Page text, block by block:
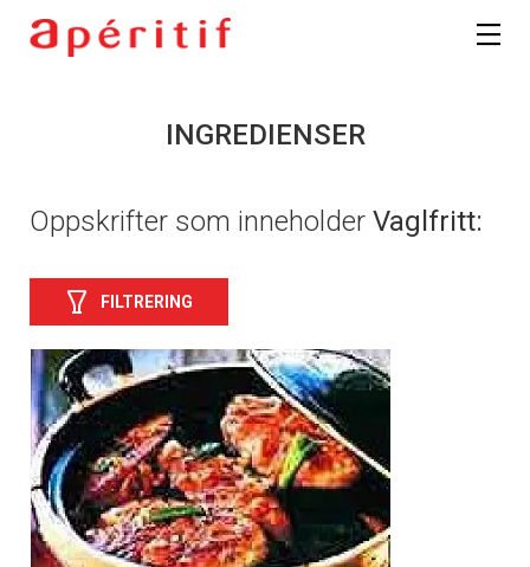
INGREDIENSER
Oppskrifter som inneholder Vaglfritt:
FILTRERING